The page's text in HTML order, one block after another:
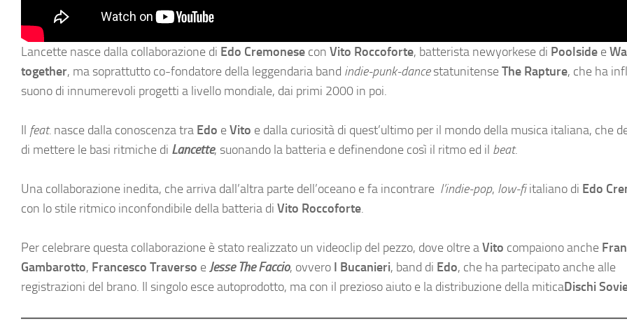
Lancette nasce dalla collaborazione di Edo Cremonese con Vito Roccoforte, batterista newyorkese di Poolside e
together, ma soprattutto co-fondatore della leggendaria band indie-punk-dancestatunitenseThe Rapture, che ha
suono di innumerevoli progetti a livello mondiale, dai primi 2000 in poi.
Il feat. nasce dalla conoscenza tra Edo eVito e dalla curiosità di quest’ultimo per il mondo della musica italiana, che
di mettere le basi ritmiche di Lancette, suonando la batteria e definendone così il ritmo ed il beat.
Una collaborazione inedita, che arriva dall’altra parte dell’oceano e fa incontrare l’indie-pop, low-fiitaliano di Edo
con lo stile ritmico inconfondibile della batteria di Vito Roccoforte.
Per celebrare questa collaborazione è stato realizzato un videoclip del pezzo, dove oltre aVito compaiono anche
Gambarotto, Francesco Traverso eJesse The Faccio, ovvero I Bucanieri, band di Edo, che ha partecipato anche alle
registrazioni del brano. Il singolo esce autoprodotto, ma con il prezioso aiuto e la distribuzione della miticaDischi